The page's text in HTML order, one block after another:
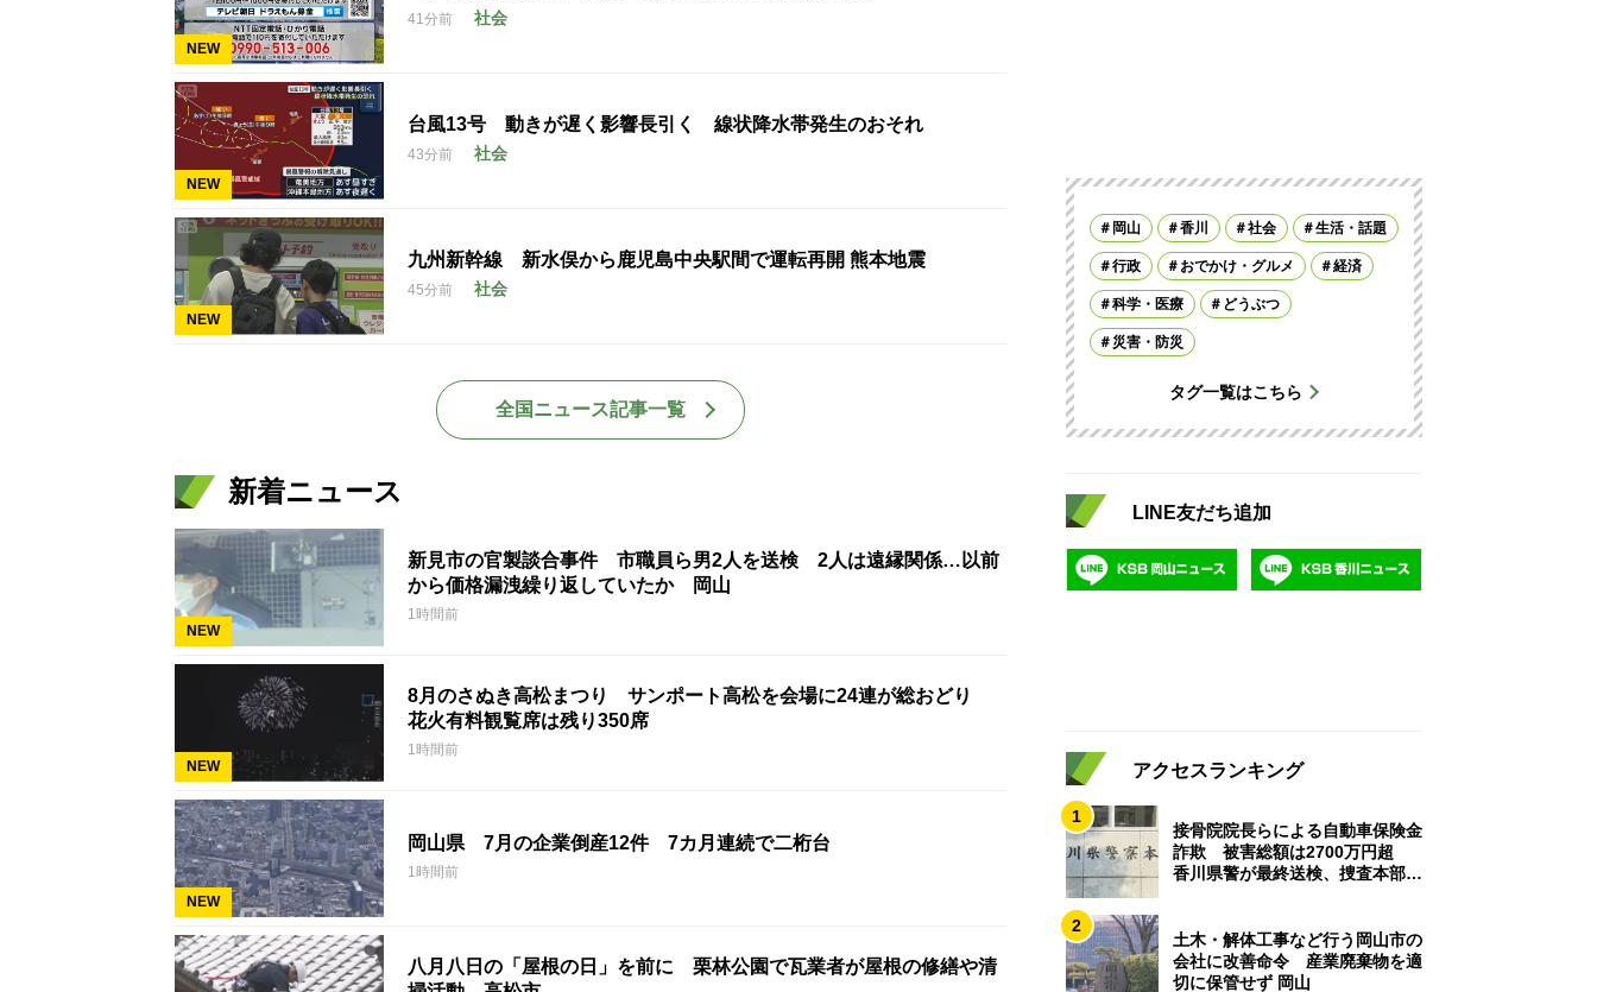
NEW
41分前 社会
NEW
台風13号 動きが遅く影響長引く 線状降水帯発生のおそれ
43分前 社会
NEW
九州新幹線 新水俣から鹿児島中央駅間で運転再開 熊本地震
45分前 社会
全国ニュース記事一覧
新着ニュース
NEW
新見市の官製談合事件 市職員ら男2人を送検 2人は遠縁関係…以前
から価格漏洩繰り返していたか 岡山
1時間前
NEW
8月のさぬき高松まつり サンポート高松を会場に24連が総おどり
花火有料観覧席は残り350席
1時間前
NEW
岡山県 7月の企業倒産12件 7カ月連続で二桁台
1時間前
八月八日の「屋根の日」を前に 栗林公園で瓦業者が屋根の修繕や清
岡山 香川 社会 生活・話題
行政 おでかけ・グルメ 経済
科学・医療 どうぶつ
災害・防災
タグ一覧はこちら
LINE友だち追加
アクセスランキング
1
接骨院院長らによる自動車保険金
詐欺 被害総額は2700万円超
香川県警が最終送検、捜査本部解
2
土木・解体工事など行う岡山市の
会社に改善命令 産業廃棄物を適
切に保管せず 岡山